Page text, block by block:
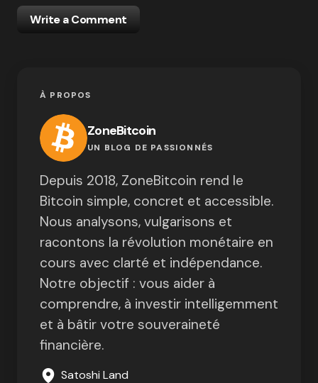
Write a Comment
À PROPOS
ZoneBitcoin
UN BLOG DE PASSIONNÉS
Depuis 2018, ZoneBitcoin rend le
Bitcoin simple, concret et accessible.
Nous analysons, vulgarisons et
racontons la révolution monétaire en
cours avec clarté et indépendance.
Notre objectif : vous aider à
comprendre, à investir intelligemment
et à bâtir votre souveraineté
financière.
Satoshi Land